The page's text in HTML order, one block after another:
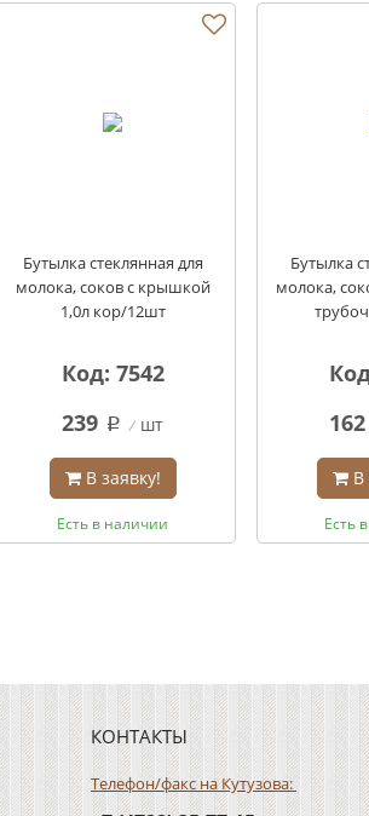
Бутылка стеклянная для
молока, соков с крышкой
1,0л кор/12шт
Код: 7542
239 q шт
В заявку!
Есть в наличии
Бутылка
молока,
162
В
Есть
КОНТАКТЫ
Телефон/факс на Кутузова: